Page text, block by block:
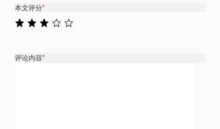
本文评分*
评论内容*